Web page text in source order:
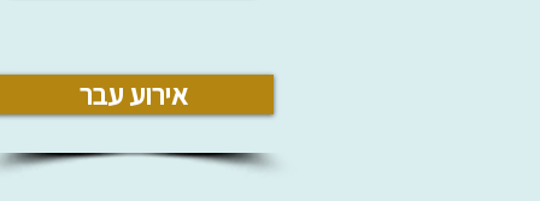
אירוע עבר